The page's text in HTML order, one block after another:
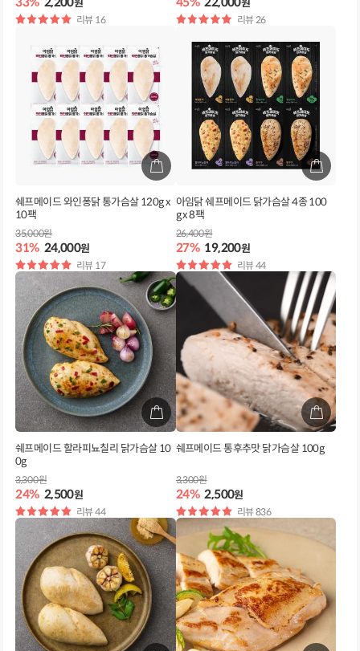
별
리뷰 16
별
리뷰 26
쉐프메이드 와인퐁닭 통가슴살 120g x
10팩
31% 24,000원
35,000원
별
점
리뷰 17
아임닭 쉐프메이드 닭가슴살 4종 100
g x 8팩
27% 19,200원
26,400원
별
점
리뷰 44
쉐프메이드 할라피뇨칠리 닭가슴살 10
0g
24% 2,500원
3,300원
별
점
리뷰 44
쉐프메이드 통후추맛 닭가슴살 100g
24% 2,500원
3,300원
별
점
리뷰 836